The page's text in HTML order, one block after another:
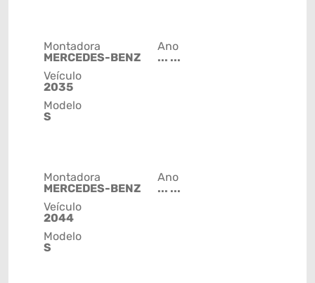
Montadora
MERCEDES-BENZ
Veículo
2035
Modelo
S
Ano
... ...
Montadora
MERCEDES-BENZ
Veículo
2044
Modelo
S
Ano
... ...